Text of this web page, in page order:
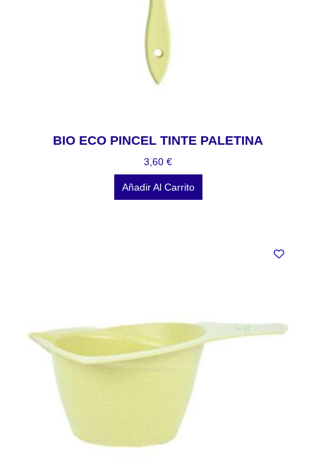
BIO ECO PINCEL TINTE PALETINA
3,60 €
Añadir Al Carrito